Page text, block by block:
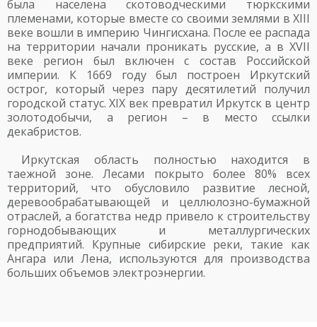
была населена скотоводческими тюркскими
племенами, которые вместе со своими землями в XIII
веке вошли в империю Чингисхана. После ее распада
на территории начали проникать русские, а в XVII
веке регион был включен с состав Российской
империи. К 1669 году был построен Иркутский
острог, который через пару десятилетий получил
городской статус. XIX век превратил Иркутск в центр
золотодобычи, а регион – в место ссылки
декабристов.
Иркутская область полностью находится в
таежной зоне. Лесами покрыто более 80% всех
территорий, что обусловило развитие лесной,
деревообрабатывающей и целлюлозно-бумажной
отраслей, а богатства недр привело к строительству
горнодобывающих и металлургических
предприятий. Крупные сибирские реки, такие как
Ангара или Лена, используются для производства
больших объемов электроэнергии.